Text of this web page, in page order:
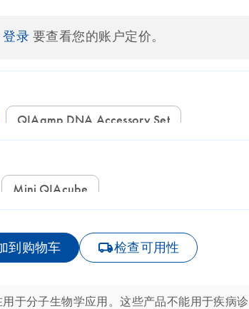
登录 要查看您的账户定价。
QIAamp DNA Accessory Set
Mini QIAcube
到购物车 icon_0062_deliver-s 检查可用性
用于分子生物学应用。这些产品不能用于疾病诊